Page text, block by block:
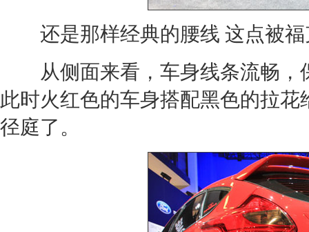
还是那样经典的腰线 这点被福
从侧面来看，车身线条流畅，
此时火红色的车身搭配黑色的拉花
径庭了。